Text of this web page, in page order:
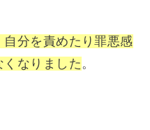
分を責めたり罪悪感
なりました。